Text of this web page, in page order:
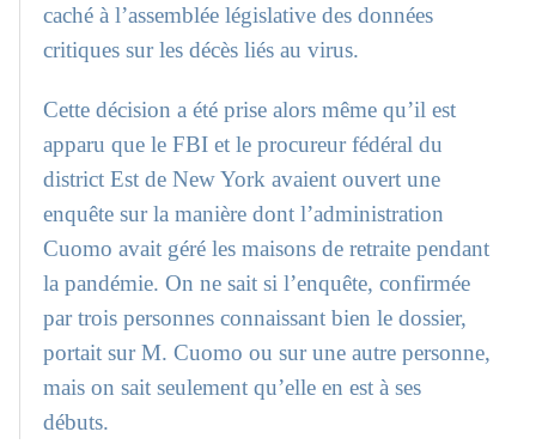
caché à l’assemblée législative des données
critiques sur les décès liés au virus.
Cette décision a été prise alors même qu’il est
apparu que le FBI et le procureur fédéral du
district Est de New York avaient ouvert une
enquête sur la manière dont l’administration
Cuomo avait géré les maisons de retraite pendant
la pandémie. On ne sait si l’enquête, confirmée
par trois personnes connaissant bien le dossier,
portait sur M. Cuomo ou sur une autre personne,
mais on sait seulement qu’elle en est à ses
débuts.